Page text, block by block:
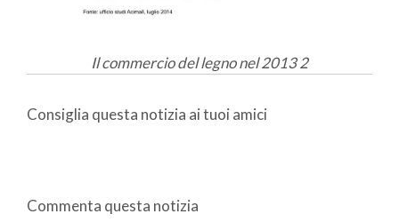
Il commercio del legno nel 2013 2
Consiglia questa notizia ai tuoi amici
Commenta questa notizia